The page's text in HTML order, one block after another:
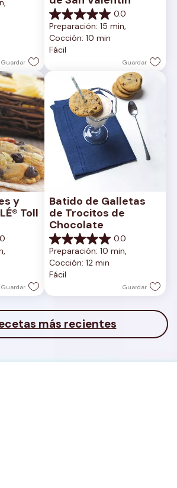
Guardar
0.0
0.0
de
5
estrellas.
Preparación: 15 min,
Cocción: 10 min
Fácil
Guardar
y
Toll
Guardar
Batido de Galletas
de Trocitos de
Chocolate
0.0
0.0
de
5
estrellas.
Preparación: 10 min,
Cocción: 12 min
Fácil
Guardar
más recientes